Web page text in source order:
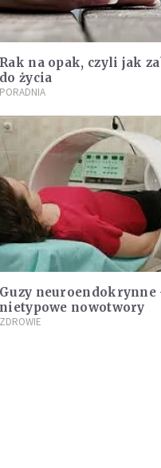
Rak na opak, czyli jak
do życia
PORADNIA
Guzy neuroendokrynne
nietypowe nowotwory
ZDROWIE